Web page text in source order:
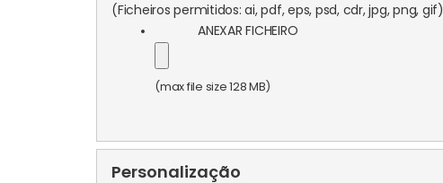
(Ficheiros permitidos: ai, pdf, eps, psd, cdr, jpg, png, gif)
ANEXAR FICHEIRO
(max file size 128 MB)
Personalização